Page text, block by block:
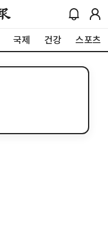
국제 건강 스포츠